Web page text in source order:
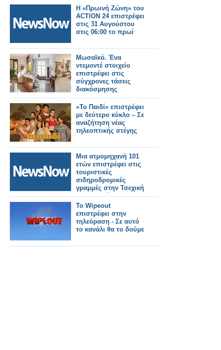
Η «Πρωινή Ζώνη» του
ACTION 24 επιστρέφει
στις 31 Αυγούστου
στις 06:00 το πρωί
Μωσαϊκό. Ένα
ντεμοντέ στοιχείο
επιστρέφει στις
σύγχρονες τάσεις
διακόσμησης
«Το Παιδί» επιστρέφει
με δεύτερο κύκλο – Σε
αναζήτηση νέας
τηλεοπτικής στέγης
Μια ατμομηχανή 101
ετών επιστρέφει στις
τουριστικές
σιδηροδρομικές
γραμμές στην Τσεχική
Δημοκρατία.
Το Wipeout
επιστρέφει στην
τηλεόραση - Σε αυτό
το κανάλι θα το δούμε